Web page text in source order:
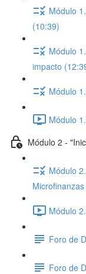
Módulo
(10:39)
Módulo
impacto
Módulo
Módulo
Módulo 2 -
Módulo
Módulo
Foro de
Foro de